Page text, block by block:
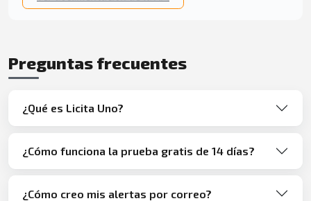
Preguntas frecuentes
¿Qué es Licita Uno?
¿Cómo funciona la prueba gratis de 14 días?
¿Cómo creo mis alertas por correo?